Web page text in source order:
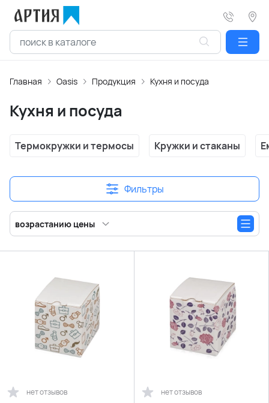
Главная Oasis Продукция Кухня и посуда
Кухня и посуда
Термокружки и термосы Кружки и стаканы
Фильтры
возрастанию цены
нет отзывов нет отзывов